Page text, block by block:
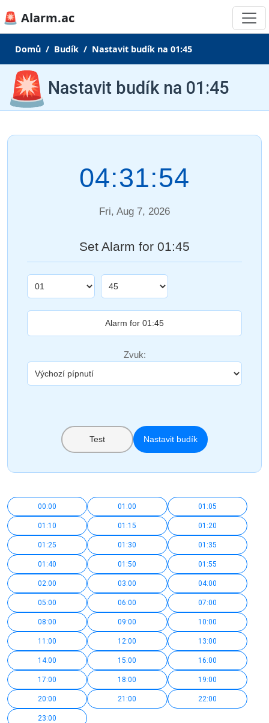
🚨 Alarm.ac
Domů Budík Nastavit budík na 01:45
🚨 Nastavit budík na 01:45
04:31:54
Fri, Aug 7, 2026
Set Alarm for 01:45
Zvuk:
Test Nastavit budík
00:00 01:00 01:05
01:10 01:15 01:20
01:25 01:30 01:35
01:40 01:50 01:55
02:00 03:00 04:00
05:00 06:00 07:00
08:00 09:00 10:00
11:00 12:00 13:00
14:00 15:00 16:00
17:00 18:00 19:00
20:00 21:00 22:00
23:00